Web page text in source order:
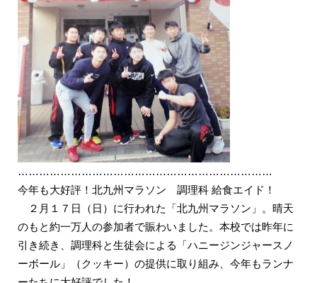
………………………………………………………………
今年も大好評！北九州マラソン 調理科 給食エイド！
２月１７日（日）に行われた「北九州マラソン」。晴天
のもと約一万人の参加者で賑わいました。本校では昨年に
引き続き、調理科と生徒会による「ハニージンジャースノ
ーボール」（クッキー）の提供に取り組み、今年もランナ